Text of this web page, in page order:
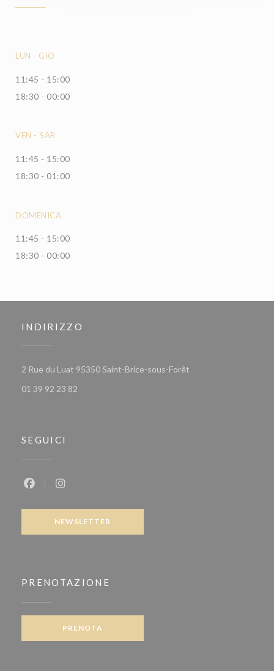
LUN - GIO
11:45 - 15:00
18:30 - 00:00
VEN - SAB
11:45 - 15:00
18:30 - 01:00
DOMENICA
11:45 - 15:00
18:30 - 00:00
INDIRIZZO
2 Rue du Luat 95350 Saint-Brice-sous-Forêt
01 39 92 23 82
SEGUICI
NEWSLETTER
PRENOTAZIONE
PRENOTA